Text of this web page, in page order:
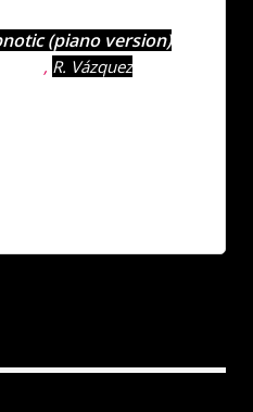
(piano version)
, R. Vázquez